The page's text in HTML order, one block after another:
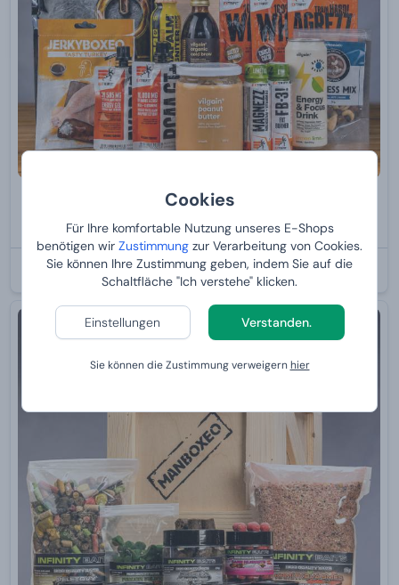
Cookies
Für Ihre komfortable Nutzung unseres E-Shops
benötigen wir Zustimmung zur Verarbeitung von Cookies.
Sie können Ihre Zustimmung geben, indem Sie auf die
Schaltfläche "Ich verstehe" klicken.
Einstellungen Verstanden.
Sie können die Zustimmung verweigernhier
Manboxeo für Fitnessfans
91,99 €
BEI IHNEN:10.8.2026